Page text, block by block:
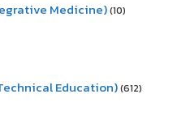
Medicine)(10)
Education)(612)